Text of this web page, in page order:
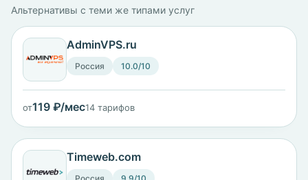
Альтернативы с теми же типами услуг
AdminVPS.ru
Россия 10.0/10
от119 ₽/мес14 тарифов
Timeweb.com